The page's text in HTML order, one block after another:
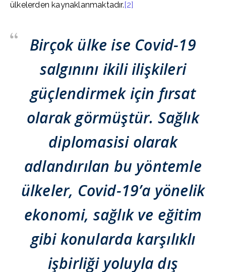
ülkelerden kaynaklanmaktadır.[2]
Birçok ülke ise Covid-19
salgınını ikili ilişkileri
güçlendirmek için fırsat
olarak görmüştür. Sağlık
diplomasisi olarak
adlandırılan bu yöntemle
ülkeler, Covid-19’a yönelik
ekonomi, sağlık ve eğitim
gibi konularda karşılıklı
işbirliği yoluyla dış